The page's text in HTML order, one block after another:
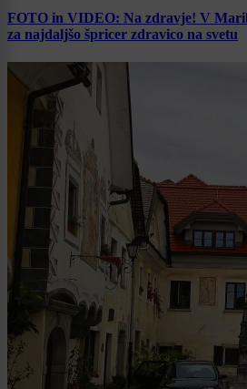
FOTO in VIDEO: Na zdravje! V
za najdaljšo špricer zdravico na svetu